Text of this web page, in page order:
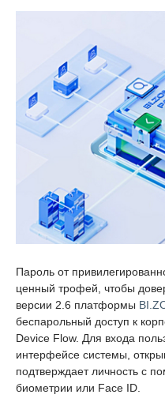
Пароль от
ценный трофей, чтобы
версии 2.6 платформы
беспарольный доступ к
Device Flow. Для входа
интерфейсе системы,
подтверждает личность с
биометрии или Face ID.